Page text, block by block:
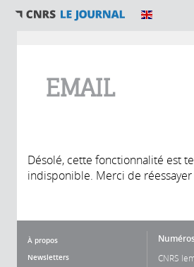
EMAIL
Désolé, cette fonctionnalité est
indisponible. Merci de
À propos
Newsletters
CNRS